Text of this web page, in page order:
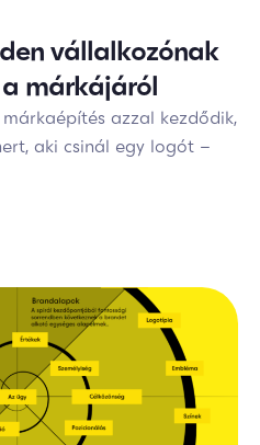
vállalkozónak
márkájáról
azzal kezdődik,
aki csinál egy logót –